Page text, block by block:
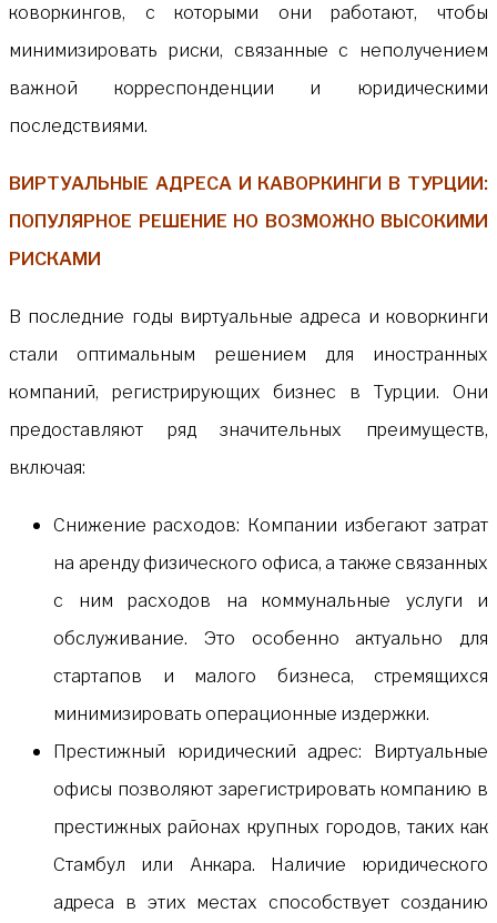
коворкингов, с которыми они работают, чтобы
минимизировать риски, связанные с неполучением
важной корреспонденции и юридическими
последствиями.
ВИРТУАЛЬНЫЕ АДРЕСА И КАВОРКИНГИ В ТУРЦИИ:
ПОПУЛЯРНОЕ РЕШЕНИЕ НО ВОЗМОЖНО ВЫСОКИМИ
РИСКАМИ
В последние годы виртуальные адреса и коворкинги
стали оптимальным решением для иностранных
компаний, регистрирующих бизнес в Турции. Они
предоставляют ряд значительных преимуществ,
включая:
Снижение расходов: Компании избегают затрат
на аренду физического офиса, а также связанных
с ним расходов на коммунальные услуги и
обслуживание. Это особенно актуально для
стартапов и малого бизнеса, стремящихся
минимизировать операционные издержки.
Престижный юридический адрес: Виртуальные
офисы позволяют зарегистрировать компанию в
престижных районах крупных городов, таких как
Стамбул или Анкара. Наличие юридического
адреса в этих местах способствует созданию